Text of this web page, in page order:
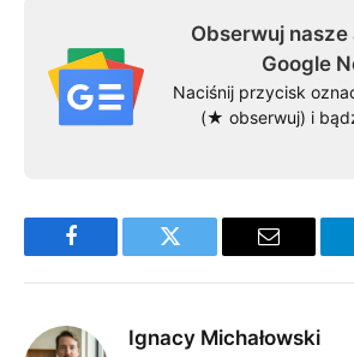
Obserwuj nasze
Google
Naciśnij przycisk
(★ obserwuj) i
Facebook Twitter Email
Ignacy Michałowski